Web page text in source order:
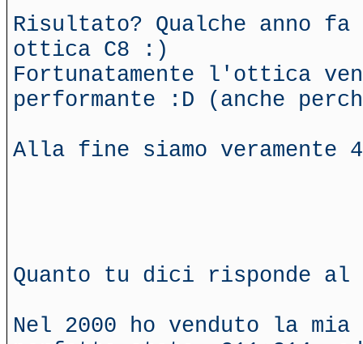
Risultato? Qualche anno
ottica C8 :)
Fortunatamente l'ottica
performante :D (anche
Alla fine siamo veramente
Quanto tu dici risponde al
Nel 2000 ho venduto la